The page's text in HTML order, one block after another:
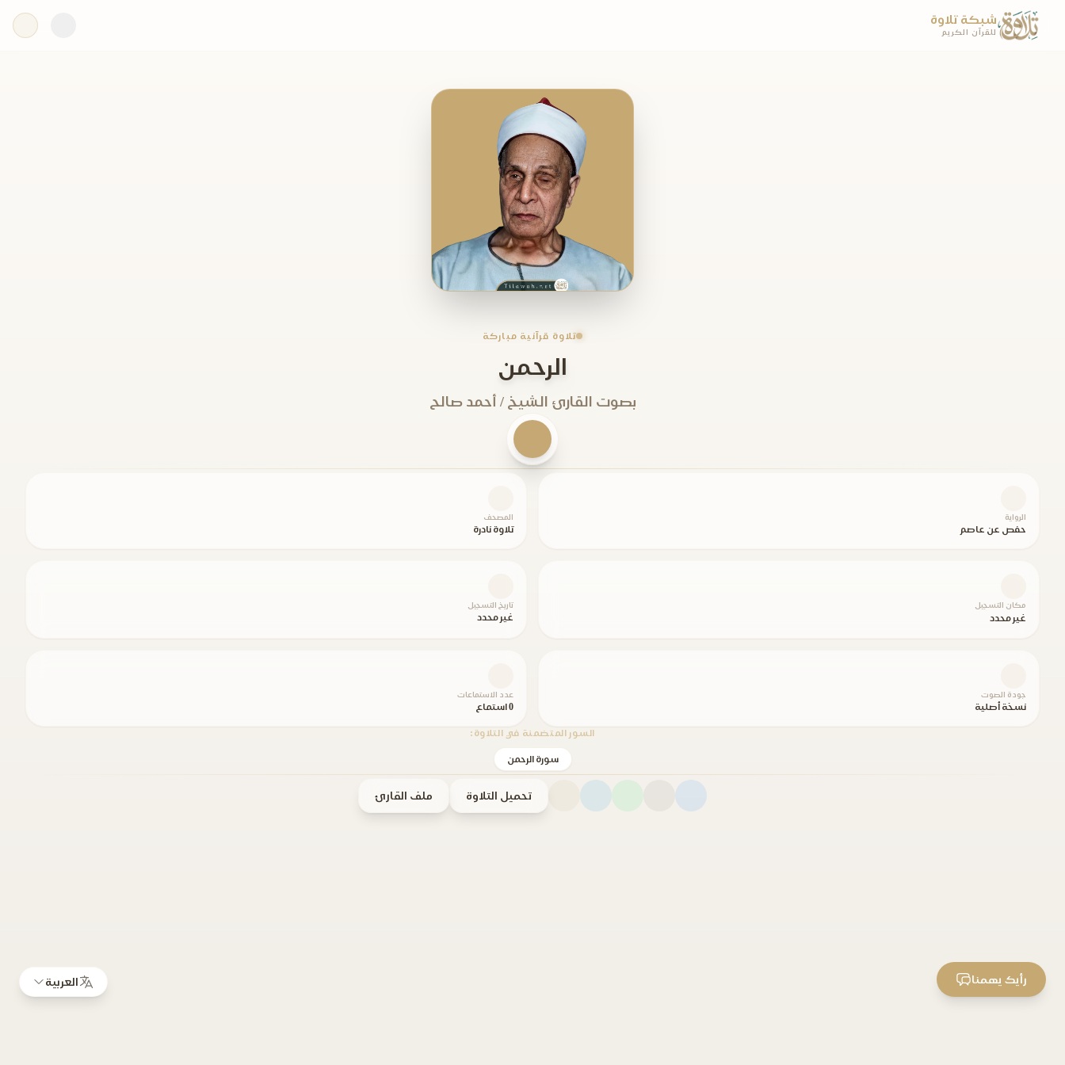
شبكة تلاوة
للقرآن الكريم
تلاوة قرآنية مباركة
الرحمن
بصوت القارئ الشيخ / أحمد صالح
الرواية
حفص عن عاصم
المصحف
تلاوة نادرة
مكان التسجيل
غير محدد
تاريخ التسجيل
غير محدد
جودة الصوت
نسخة أصلية
عدد الاستماعات
0 استماع
السور المتضمنة في التلاوة:
سورة الرحمن
تحميل التلاوة ملف القارئ
العربية رأيك يهمنا